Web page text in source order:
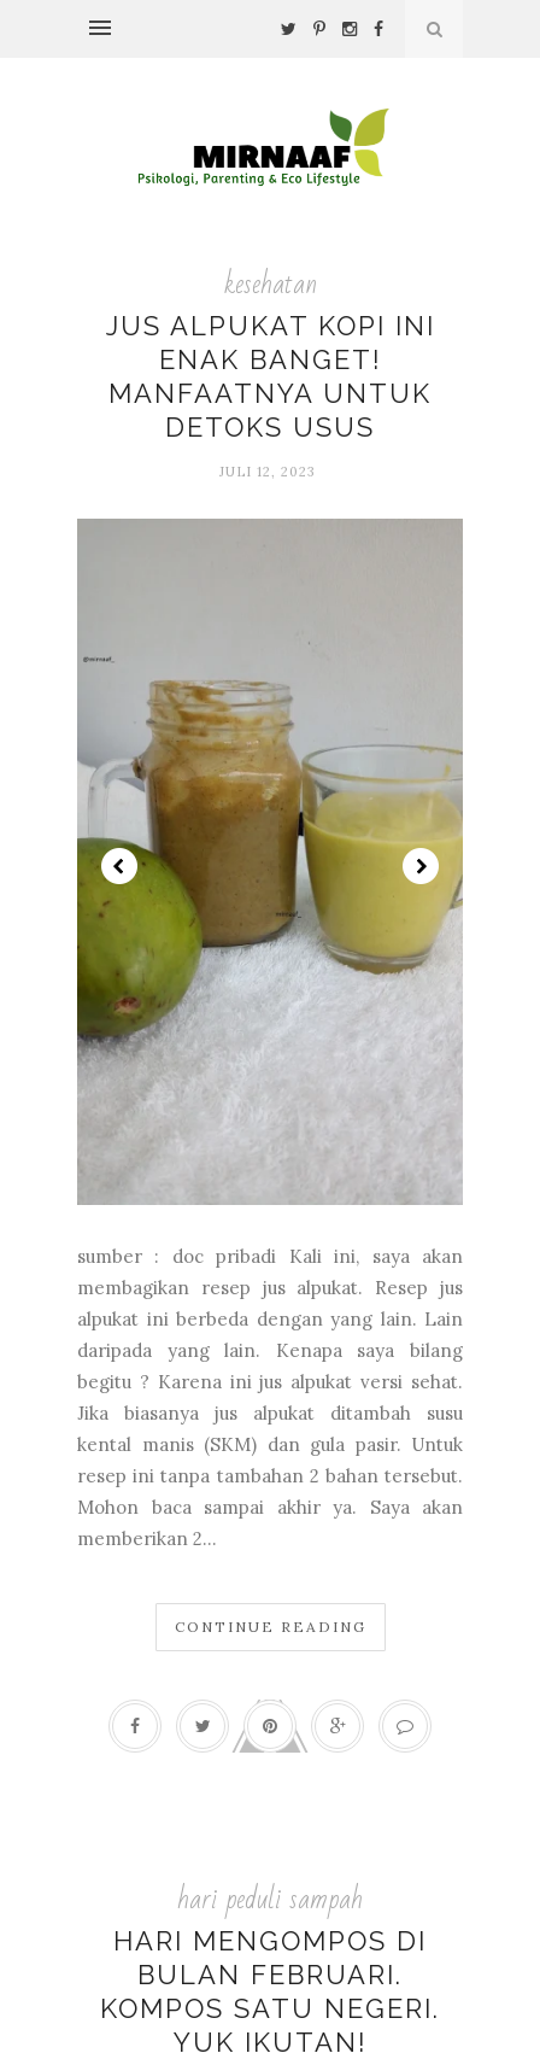
kesehatan
JUS ALPUKAT KOPI INI
ENAK BANGET!
MANFAATNYA UNTUK
DETOKS USUS
JULI 12, 2023
sumber : doc pribadi Kali ini, saya akan
membagikan resep jus alpukat. Resep jus
alpukat ini berbeda dengan yang lain. Lain
daripada yang lain. Kenapa saya bilang
begitu ? Karena ini jus alpukat versi sehat.
Jika biasanya jus alpukat ditambah susu
kental manis (SKM) dan gula pasir. Untuk
resep ini tanpa tambahan 2 bahan tersebut.
Mohon baca sampai akhir ya. Saya akan
memberikan 2...
CONTINUE READING
hari peduli sampah
HARI MENGOMPOS DI
BULAN FEBRUARI.
KOMPOS SATU NEGERI.
YUK IKUTAN!